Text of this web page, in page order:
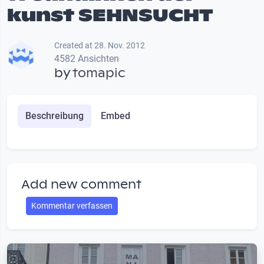
kunst SEHNSUCHT
Created at 28. Nov. 2012
4582 Ansichten
bytomapic
Beschreibung Embed
Add new comment
Kommentar verfassen